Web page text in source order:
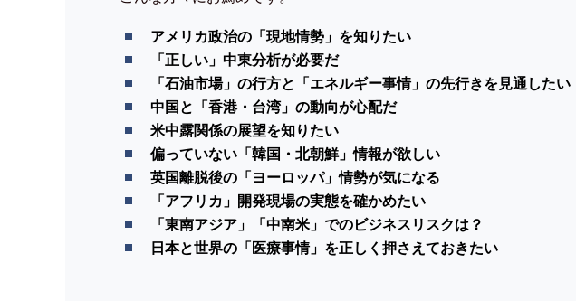
アメリカ政治の「現地情勢」を知りたい
「正しい」中東分析が必要だ
「石油市場」の行方と「エネルギー事情」の先行きを見通したい
中国と「香港・台湾」の動向が心配だ
米中露関係の展望を知りたい
偏っていない「韓国・北朝鮮」情報が欲しい
英国離脱後の「ヨーロッパ」情勢が気になる
「アフリカ」開発現場の実態を確かめたい
「東南アジア」「中南米」でのビジネスリスクは？
日本と世界の「医療事情」を正しく押さえておきたい